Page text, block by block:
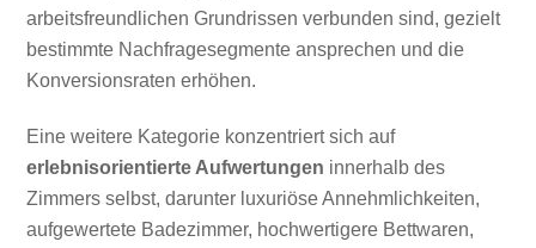
arbeitsfreundlichen Grundrissen verbunden sind, gezielt
bestimmte Nachfragesegmente ansprechen und die
Konversionsraten erhöhen.
Eine weitere Kategorie konzentriert sich auf
erlebnisorientierte Aufwertungen innerhalb des
Zimmers selbst, darunter luxuriöse Annehmlichkeiten,
aufgewertete Badezimmer, hochwertigere Bettwaren,